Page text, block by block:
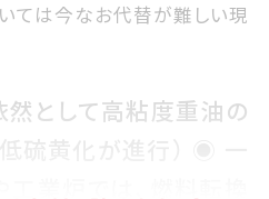
ては今なお代替が難しい現
として高粘度重油の